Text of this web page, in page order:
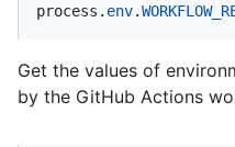
process. env.
Get the values of
by the GitHub Actions